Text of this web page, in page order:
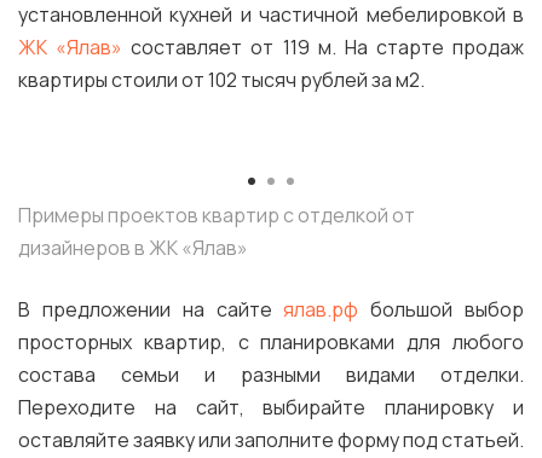
установленной кухней и частичной мебелировкой в
ЖК «Ялав» составляет от 119 м. На старте продаж
квартиры стоили от 102 тысяч рублей за м2.
Примеры проектов квартир с отделкой от
дизайнеров в ЖК «Ялав»
В предложении на сайтеялав.рф большой выбор
просторных квартир, с планировками для любого
состава семьи и разными видами отделки.
Переходите на сайт, выбирайте планировку и
оставляйте заявку или заполните форму под статьей.